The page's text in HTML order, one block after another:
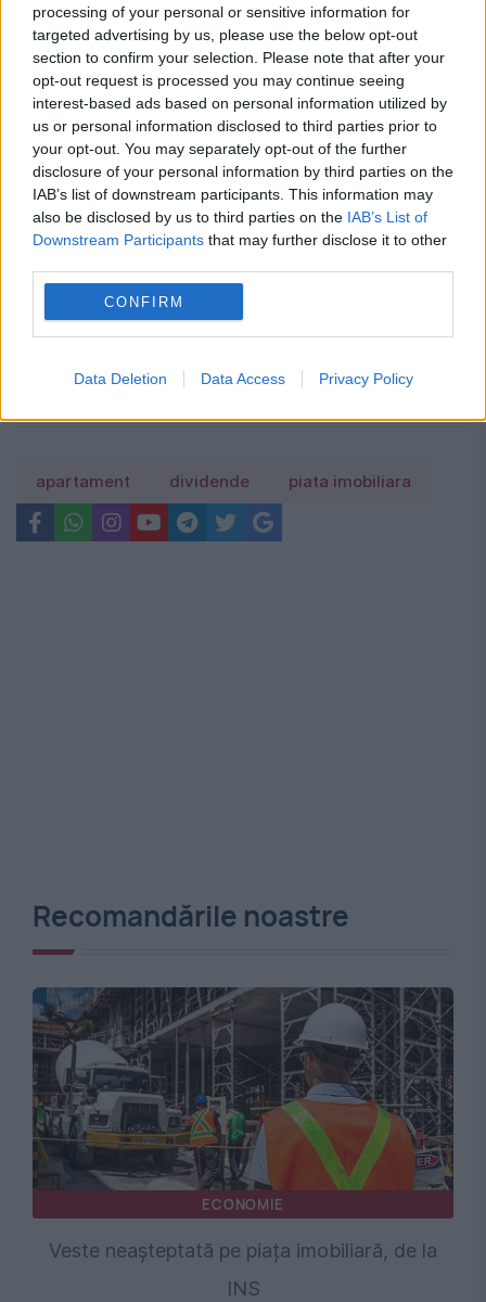
processing of your personal or sensitive information for
targeted advertising by us, please use the below opt-out
section to confirm your selection. Please note that after your
opt-out request is processed you may continue seeing
interest-based ads based on personal information utilized by
us or personal information disclosed to third parties prior to
your opt-out. You may separately opt-out of the further
disclosure of your personal information by third parties on the
IAB’s list of downstream participants. This information may
also be disclosed by us to third parties on the IAB’s List of
Downstream Participants that may further disclose it to other
CONFIRM
Data Deletion Data Access Privacy Policy
recurente. Una dintre acestea este
creșterea capitalului alocat chiriilor,
preconizat să atingă la 20%, în 2024.
Caniculă într-o parte a țării, vijelii în alta.
Harta fenomenelor meteo anunțate de
meteorologi
Preț carburanți, 7 august 2026.
Schimbarea apărută înainte de weekend
apartament dividende piata imobiliara
Recomandările noastre
ECONOMIE
Veste neașteptată pe piața imobiliară, de la
INS